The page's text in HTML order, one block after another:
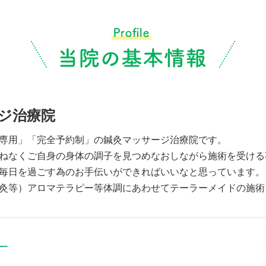
治療院
用」「完全予約制」の鍼灸マッサージ治療院です。
なくご自身の身体の調子を見つめなおしながら施術を受け
日を過ごす為のお手伝いができればいいなと思っています。
等）アロマテラピー等体調にあわせてテーラーメイドの施